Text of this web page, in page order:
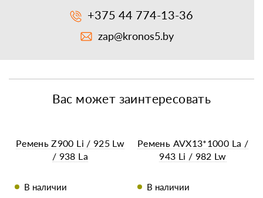
+375 44 774-13-36
zap@kronos5.by
Вас может заинтересовать
Ремень Z900 Li / 925 Lw
/ 938 La
В наличии
Ремень AVX13*1000 La /
943 Li / 982 Lw
В наличии